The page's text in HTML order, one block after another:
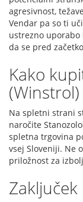
agresivnost,
Vendar pa so ti
ustrezno
da se pred
Kako
(Winstrol)
Na spletni strani
naročite
spletna trgovina
vsej Sloveniji. Ne
priložnost za
Zaključek